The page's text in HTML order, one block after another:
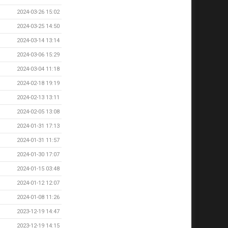
2024-03-26 15:02
2024-03-25 14:50
2024-03-14 13:14
2024-03-06 15:29
2024-03-04 11:18
2024-02-18 19:19
2024-02-13 13:11
2024-02-05 13:08
2024-01-31 17:13
2024-01-31 11:57
2024-01-30 17:07
2024-01-15 03:48
2024-01-12 12:07
2024-01-08 11:26
2023-12-19 14:47
2023-12-19 14:15